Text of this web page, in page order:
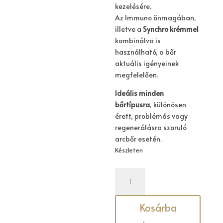
kezelésére.
Az Immuno önmagában,
illetve a Synchro krémmel
kombinálva is
használható, a bőr
aktuális igényeinek
megfelelően.
Ideális minden
bőrtípusra, különösen
érett, problémás vagy
regenerálásra szoruló
arcbőr esetén.
Készleten
ML
mennyiségKosárba